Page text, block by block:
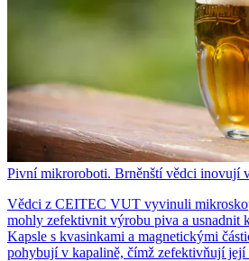
Pivní mikroroboti. Brněnští vědci inovují
Vědci z CEITEC VUT vyvinuli
mohly zefektivnit výrobu piva a usnadnit
Kapsle s kvasinkami a magnetickými
pohybují v kapalině, čímž zefektivňují její